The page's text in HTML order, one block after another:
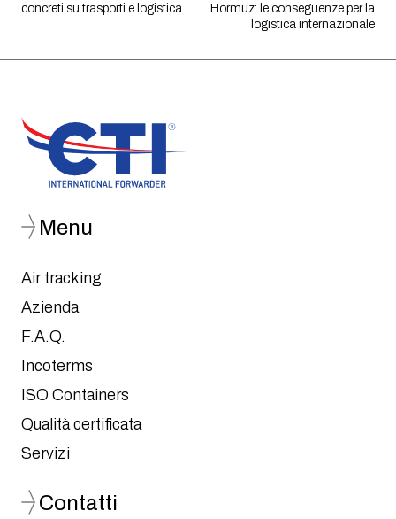
articoli
concreti su trasporti e logistica
Hormuz: le conseguenze per la
logistica internazionale
Menu
Air tracking
Azienda
F.A.Q.
Incoterms
ISO Containers
Qualità certificata
Servizi
Contatti